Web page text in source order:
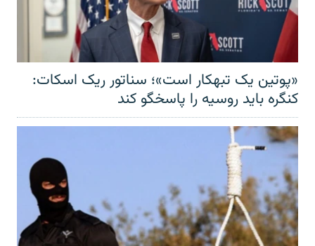
«پوتین یک تبهکار است»؛ سناتور ریک اسکات:
کنگره باید روسیه را پاسخگو کند